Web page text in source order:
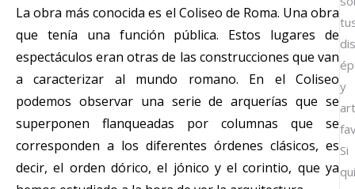
La obra más conocida es el Coliseo de Roma. Una obra
que tenía una función pública. Estos lugares de
espectáculos eran otras de las construcciones que van
a caracterizar al mundo romano. En el Coliseo
podemos observar una serie de arquerías que se
superponen flanqueadas por columnas que se
corresponden a los diferentes órdenes clásicos, es
decir, el orden dórico, el jónico y el corintio, que ya
y
Si